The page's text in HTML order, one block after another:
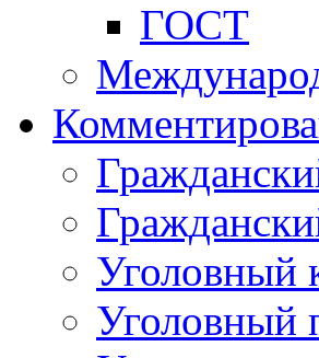
ГОСТ
Уголовный
Уголовный